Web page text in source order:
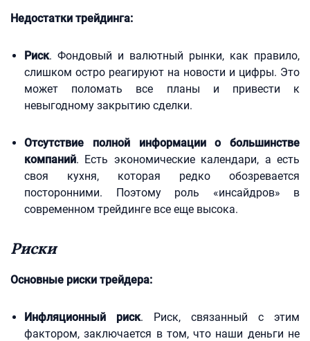
Недостатки трейдинга:
Риск. Фондовый и валютный рынки, как правило,
слишком остро реагируют на новости и цифры. Это
может поломать все планы и привести к
невыгодному закрытию сделки.
Отсутствие полной информации о большинстве
компаний. Есть экономические календари, а есть
своя кухня, которая редко обозревается
посторонними. Поэтому роль «инсайдров» в
современном трейдинге все еще высока.
Риски
Основные риски трейдера:
Инфляционный риск. Риск, связанный с этим
фактором, заключается в том, что наши деньги не